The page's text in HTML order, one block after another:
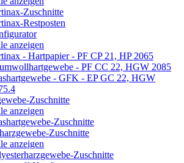
Zuschnitte
Restposten
anzeigen
- Hartpapier - PF CP 21, HP 2065
- PF CC 22, HGW 2085
- GFK - EP GC 22, HGW
Zuschnitte
anzeigen
Zuschnitte
Zuschnitte
anzeigen
Zuschnitte